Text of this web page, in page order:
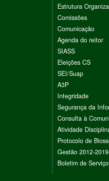
Estrutura
Comissões
Comunicação
Agenda do reitor
SIASS
Eleições CS
SEI/Suap
A3P
Integridade
Segurança da
Consulta à
Atividade
Protocolo de
Gestão 2012-2019
Boletim de